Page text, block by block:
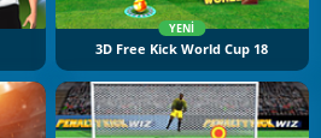
YENI
3D Free Kick World Cup 18